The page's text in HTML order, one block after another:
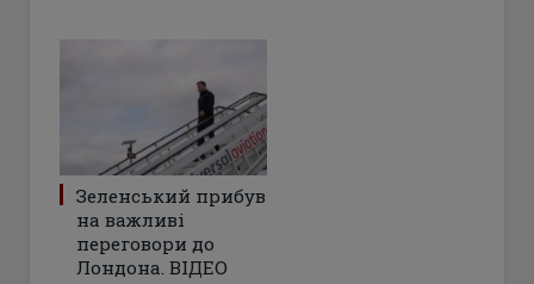
Зеленський прибув
на важливі
переговори до
Лондона. ВІДЕО